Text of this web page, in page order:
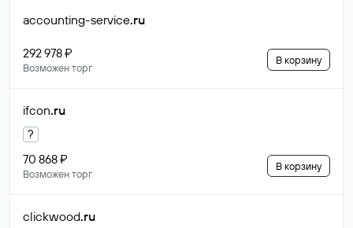
accounting-service.ru
292 978 ₽
Возможен торг
В корзину
ifcon.ru
?
70 868 ₽
Возможен торг
В корзину
clickwood.ru